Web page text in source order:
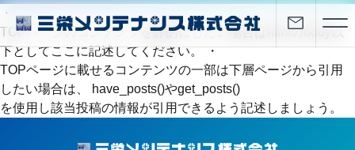
・
TOPページのコンテンツを静的にしたい場合はhtmlのbody以
下としてここに記述してください。 ・
TOPページに載せるコンテンツの一部は下層ページから引用
したい場合は、 have_posts()やget_posts()
を使用し該当投稿の情報が引用できるよう記述しましょう。